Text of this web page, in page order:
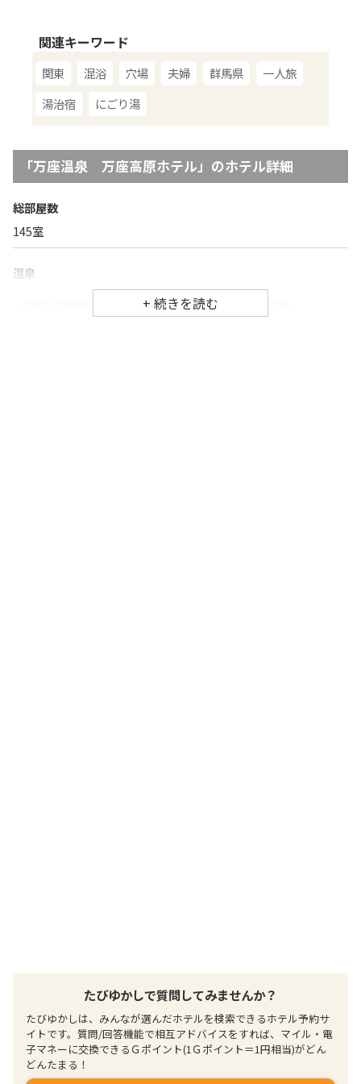
関連キーワード
関東 混浴 穴場 夫婦 群馬県
一人旅
湯治宿
にごり湯
「万座温泉 万座高原ホテル」のホテル詳細
総部屋数
145室
温泉
温泉、大浴場、露天風呂、天然温泉
たびゆかしで質問してみませんか？
たびゆかしは、みんなが選んだホテルを検索できるホテル予約サ
イトです。質問/回答機能で相互アドバイスをすれば、マイル・電
子マネーに交換できるＧポイント(1Ｇポイント＝1円相当)がどん
どんたまる！